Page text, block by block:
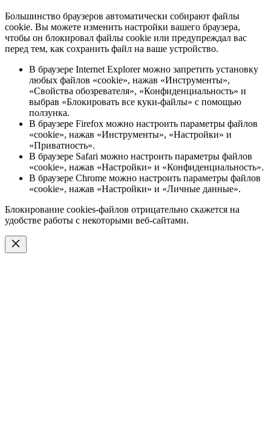
Большинство браузеров автоматически собирают файлы
cookie. Вы можете изменить настройки вашего браузера,
чтобы он блокировал файлы cookie или предупреждал вас
перед тем, как сохранить файл на ваше устройство.
В браузере Internet Explorer можно запретить установку
любых файлов «cookie», нажав «Инструменты»,
«Свойства обозревателя», «Конфиденциальность» и
выбрав «Блокировать все куки-файлы» с помощью
ползунка.
В браузере Firefox можно настроить параметры файлов
«cookie», нажав «Инструменты», «Настройки» и
«Приватность».
В браузере Safari можно настроить параметры файлов
«cookie», нажав «Настройки» и «Конфиденциальность».
В браузере Chrome можно настроить параметры файлов
«cookie», нажав «Настройки» и «Личные данные».
Блокирование cookies-файлов отрицательно скажется на
удобстве работы с некоторыми веб-сайтами.